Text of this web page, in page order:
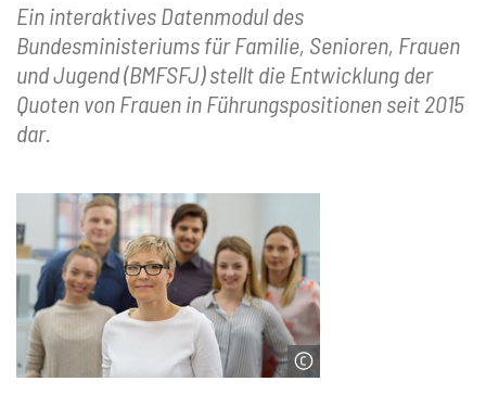
Ein interaktives Datenmodul des
Bundesministeriums für Familie, Senioren, Frauen
und Jugend (BMFSFJ) stellt die Entwicklung der
Quoten von Frauen in Führungspositionen seit 2015
dar.